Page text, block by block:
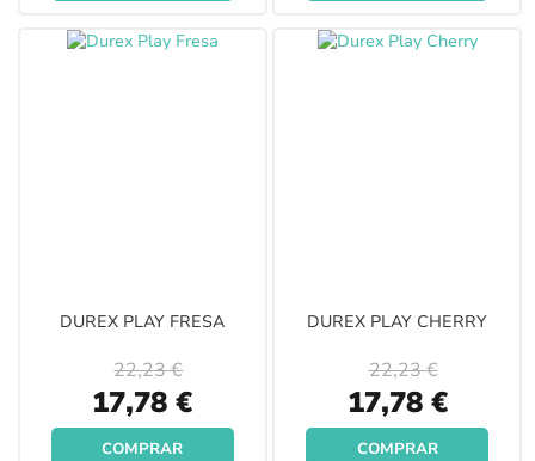
DUREX PLAY FRESA
Special
Price
17,78 €
22,23 €
COMPRAR
DUREX PLAY CHERRY
Special
Price
17,78 €
22,23 €
COMPRAR